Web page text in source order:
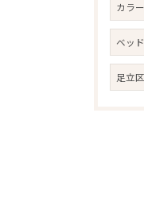
カラー
ベッ
足立区